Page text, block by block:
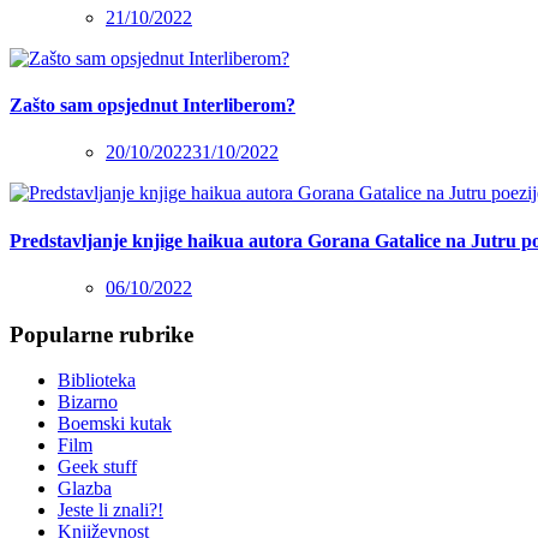
21/10/2022
Zašto sam opsjednut Interliberom?
20/10/202231/10/2022
Predstavljanje knjige haikua autora Gorana Gatalice na Jutru
06/10/2022
Popularne rubrike
Biblioteka
Bizarno
Boemski kutak
Film
Geek stuff
Glazba
Jeste li znali?!
Književnost